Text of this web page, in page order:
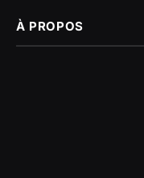
À PROPOS